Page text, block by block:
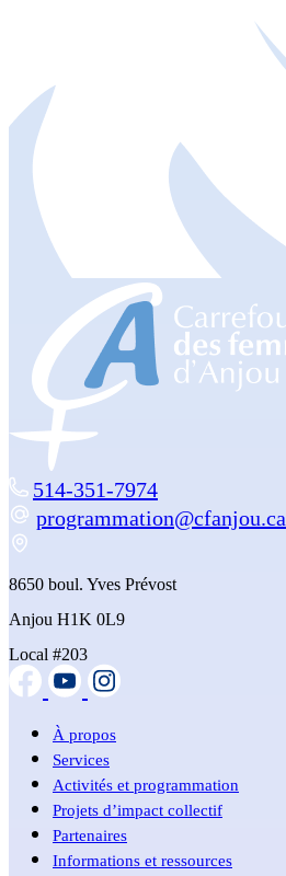
514-351-7974
programmation@cfanjou.ca
8650 boul. Yves Prévost
Anjou H1K 0L9
Local #203
À propos
Services
Activités et programmation
Projets d’impact collectif
Partenaires
Informations et ressources